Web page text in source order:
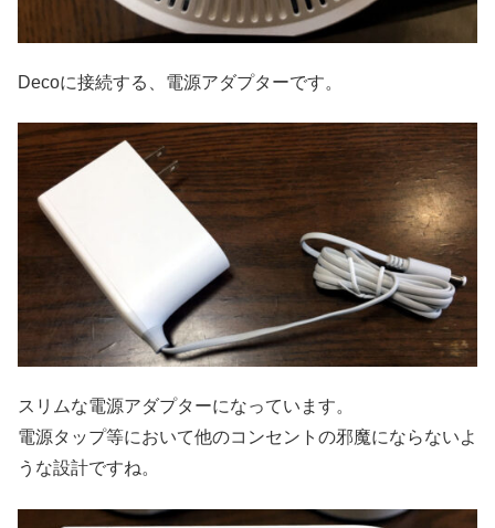
Decoに接続する、電源アダプターです。
スリムな電源アダプターになっています。
電源タップ等において他のコンセントの邪魔にならないよ
うな設計ですね。